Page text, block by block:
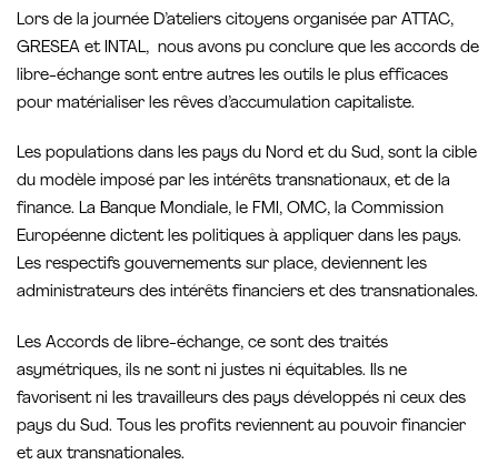
Lors de la journée D’ateliers citoyens organisée par ATTAC,
GRESEA et INTAL, nous avons pu conclure que les accords de
libre-échange sont entre autres les outils le plus efficaces
pour matérialiser les rêves d’accumulation capitaliste.
Les populations dans les pays du Nord et du Sud, sont la cible
du modèle imposé par les intérêts transnationaux, et de la
finance. La Banque Mondiale, le FMI, OMC, la Commission
Européenne dictent les politiques à appliquer dans les pays.
Les respectifs gouvernements sur place, deviennent les
administrateurs des intérêts financiers et des transnationales.
Les Accords de libre-échange, ce sont des traités
asymétriques, ils ne sont ni justes ni équitables. Ils ne
favorisent ni les travailleurs des pays développés ni ceux des
pays du Sud. Tous les profits reviennent au pouvoir financier
et aux transnationales.